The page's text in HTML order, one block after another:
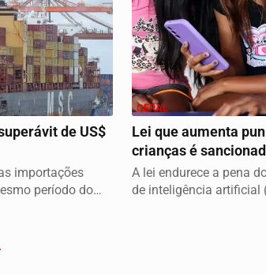
de US$
importações
período do
GERAL
Lei que aumenta
crianças é
A lei endurece a pena
de inteligência artificial